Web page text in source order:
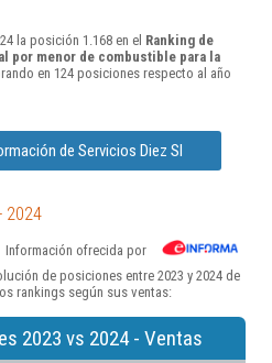
la posición 1.168 en el Ranking de
por menor de combustible para la
en 124 posiciones respecto al año
de Servicios Diez Sl
2024
Información ofrecida por
de posiciones entre 2023 y 2024 de
rankings según sus ventas:
2023 vs 2024 - Ventas